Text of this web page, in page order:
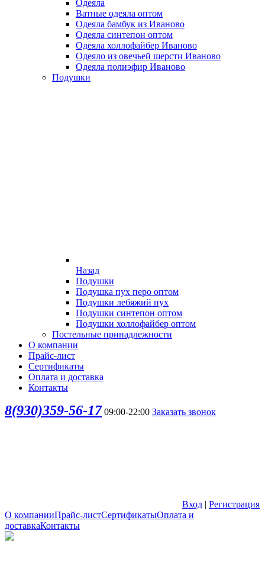
Одеяла
Ватные одеяла оптом
Одеяла бамбук из Иваново
Одеяла синтепон оптом
Одеяла холлофайбер Иваново
Одеяло из овечьей шерсти Иваново
Одеяла полиэфир Иваново
Подушки
Назад
Подушки
Подушка пух перо оптом
Подушки лебяжий пух
Подушки синтепон оптом
Подушки холлофайбер оптом
Постельные принадлежности
О компании
Прайс-лист
Сертификаты
Оплата и доставка
Контакты
8(930)359-56-17 09:00-22:00 Заказать звонок
Вход | Регистрация
О компанииПрайс-листСертификатыОплата и
доставкаКонтакты